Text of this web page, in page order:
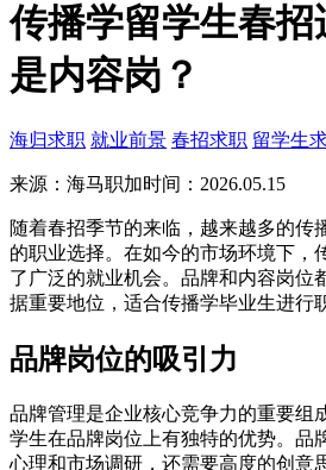
传播学留学生春
是内容岗？
海归求职 就业前景 春招求职 留学生
来源：海马职加时间：2026.05.15
随着春招季节的来临，越来越多的传
的职业选择。在如今的市场环境下，
了广泛的就业机会。品牌和内容岗位
据重要地位，适合传播学毕业生进行
品牌岗位的吸引力
品牌管理是企业核心竞争力的重要组
学生在品牌岗位上有独特的优势。品
心理和市场调研，还需要高度的创意